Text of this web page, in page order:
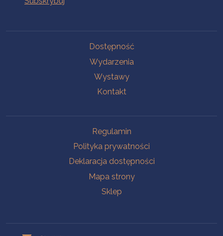
Dostępność
Wydarzenia
Wystawy
Kontakt
Regulamin
Polityka prywatności
Deklaracja dostępności
Mapa strony
Sklep